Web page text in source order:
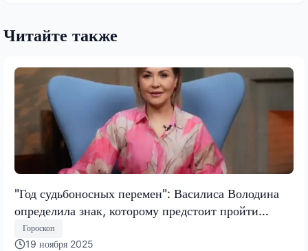
Читайте также
"Год судьбоносных перемен": Василиса Володина
определила знак, которому предстоит пройти
испытание, меняющее все
Гороскоп
19 ноября 2025